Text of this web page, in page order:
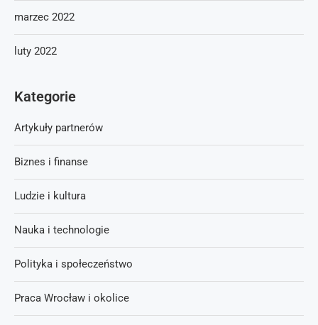
marzec 2022
luty 2022
Kategorie
Artykuły partnerów
Biznes i finanse
Ludzie i kultura
Nauka i technologie
Polityka i społeczeństwo
Praca Wrocław i okolice